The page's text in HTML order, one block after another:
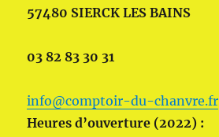
57480 SIERCK LES BAINS
03 82 83 30 31
info@comptoir-du-chanvre.fr
Heures d’ouverture (2022) :